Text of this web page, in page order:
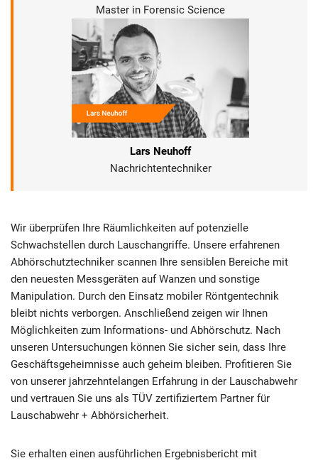
Master in Forensic Science
Lars Neuhoff
Nachrichtentechniker
Wir überprüfen Ihre Räumlichkeiten auf potenzielle
Schwachstellen durch Lauschangriffe. Unsere erfahrenen
Abhörschutztechniker scannen Ihre sensiblen Bereiche mit
den neuesten Messgeräten auf Wanzen und sonstige
Manipulation. Durch den Einsatz mobiler Röntgentechnik
bleibt nichts verborgen. Anschließend zeigen wir Ihnen
Möglichkeiten zum Informations- und Abhörschutz. Nach
unseren Untersuchungen können Sie sicher sein, dass Ihre
Geschäftsgeheimnisse auch geheim bleiben. Profitieren Sie
von unserer jahrzehntelangen Erfahrung in der Lauschabwehr
und vertrauen Sie uns als TÜV zertifiziertem Partner für
Lauschabwehr + Abhörsicherheit.
Sie erhalten einen ausführlichen Ergebnisbericht mit